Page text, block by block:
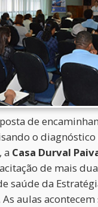
de
o
a Casa Durval
de mais
saúde da
As aulas